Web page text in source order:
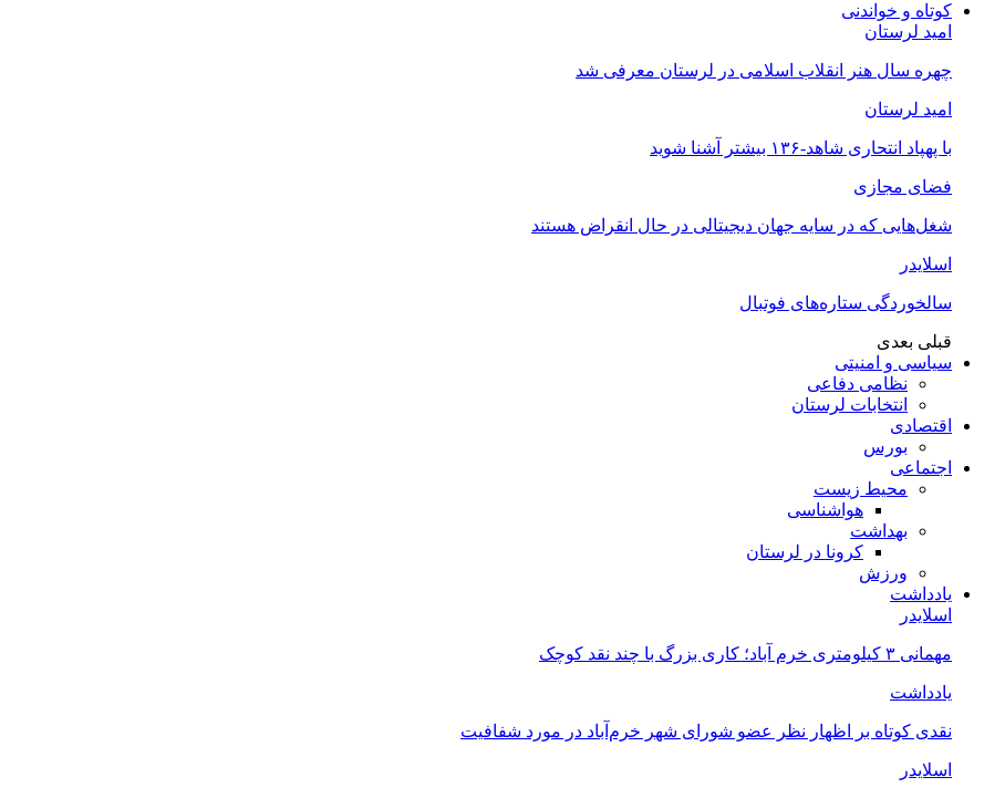
کوتاه و خواندنی
امید لرستان
چهره سال هنر انقلاب اسلامی در لرستان معرفی شد
امید لرستان
با پهپاد انتحاری شاهد-۱۳۶ بیشتر آشنا شوید
فضای مجازی
شغل‌‌هایی که در سایه جهان دیجیتالی در حال انقراض هستند
اسلایدر
سالخوردگی ستاره‌های فوتبال
قبلی بعدی
سیاسی و امنیتی
نظامی دفاعی
انتخابات لرستان
اقتصادی
بورس
اجتماعی
محیط زیست
هواشناسی
بهداشت
کرونا در لرستان
ورزش
یادداشت
اسلایدر
مهمانی ۳ کیلومتری خرم آباد؛ کاری بزرگ با چند نقد کوچک
یادداشت
نقدی کوتاه بر اظهار نظر عضو شورای شهر خرم‌آباد در مورد شفافیت
اسلایدر